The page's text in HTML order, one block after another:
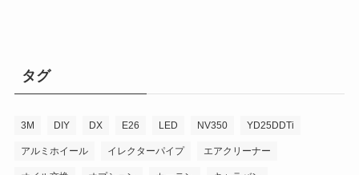
タグ
3M DIY DX E26 LED NV350 YD25DDTi
アルミホイール イレクターパイプ エアクリーナー